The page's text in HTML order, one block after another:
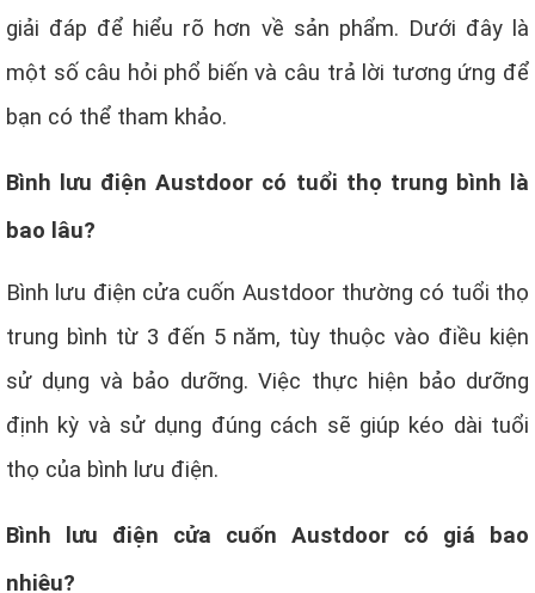
giải đáp để hiểu rõ hơn về sản phẩm. Dưới đây là
một số câu hỏi phổ biến và câu trả lời tương ứng để
bạn có thể tham khảo.
Bình lưu điện Austdoor có tuổi thọ trung bình là
bao lâu?
Bình lưu điện cửa cuốn Austdoor thường có tuổi thọ
trung bình từ 3 đến 5 năm, tùy thuộc vào điều kiện
sử dụng và bảo dưỡng. Việc thực hiện bảo dưỡng
định kỳ và sử dụng đúng cách sẽ giúp kéo dài tuổi
thọ của bình lưu điện.
Bình lưu điện cửa cuốn Austdoor có giá bao
nhiêu?